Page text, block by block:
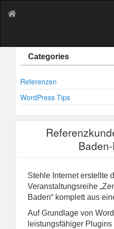
Categories
Referenzen
WordPress Tips
Stehle Internet erstellte
Veranstaltungsreihe
Baden“ komplett aus
Auf Grundlage von
leistungsfähiger